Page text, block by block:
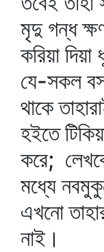
মৃদু গন্ধ
করিয়া
যে-সকল
থাকে
হইতে
করে;
মধ্যে
এখনো
নাই।